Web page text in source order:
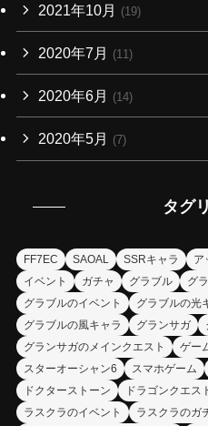
2021年10月 (19)
2020年7月 (11)
2020年6月 (14)
2020年5月 (7)
タグ
FF7EC SAOAL SSRキャラ ア
イベント
ガチャ グラブル
グ
グラブルのイベント
グラブルの光
グラブルの風キャラ
グランサガ
グランサガのメインクエスト
ゲー
スターオーシャン6
スマホゲーム
ドクターストーン
ドラゴンクエス
ラスクラのイベント
ラスクラのガ